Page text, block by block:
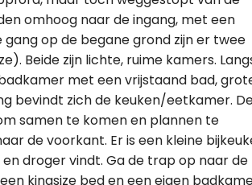
omhoog naar de ingang, met een
op de begane grond zijn er twee
Beide zijn lichte, ruime kamers.
met een vrijstaand bad,
bevindt zich de keuken/eetkamer.
samen te komen en plannen te
de voorkant. Er is een kleine
droger vindt. Ga de trap op naar de
kingsize bed en een eigen